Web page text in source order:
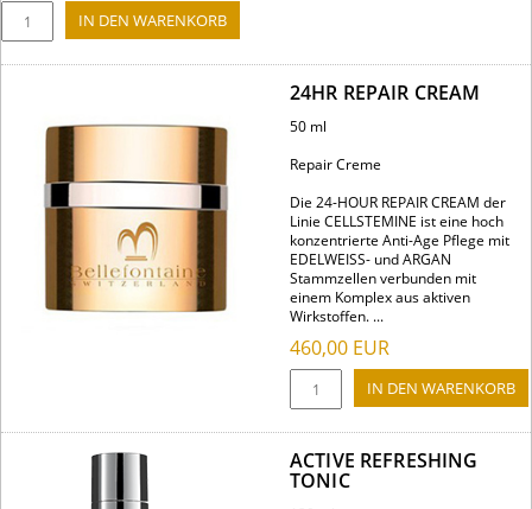
24HR REPAIR CREAM
50 ml
Repair Creme
Die 24-HOUR REPAIR CREAM der
Linie CELLSTEMINE ist eine hoch
konzentrierte Anti-Age Pflege mit
EDELWEISS- und ARGAN
Stammzellen verbunden mit
einem Komplex aus aktiven
Wirkstoffen. ...
460,00 EUR
ACTIVE REFRESHING
TONIC